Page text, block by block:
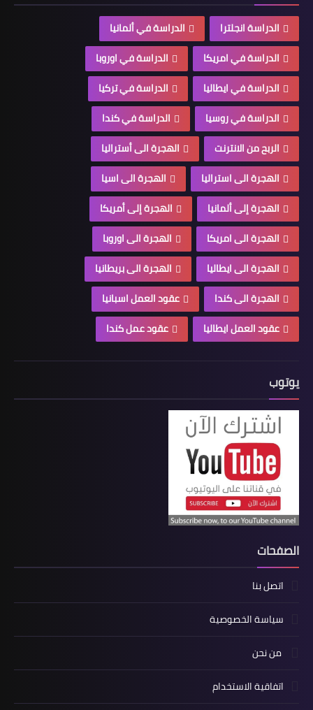
الدراسة انجلترا
الدراسة في ألمانيا
الدراسة في امريكا
الدراسة في اوروبا
الدراسة في ايطاليا
الدراسة في تركيا
الدراسة في روسيا
الدراسة في كندا
الربح من الانترنت
الهجرة الى أستراليا
الهجرة الى استراليا
الهجرة الى اسيا
الهجرة إلى ألمانيا
الهجرة إلى أمريكا
الهجرة الى امريكا
الهجرة الى اوروبا
الهجرة الى ايطاليا
الهجرة الى بريطانيا
الهجرة الى كندا
عقود العمل اسبانيا
عقود العمل ايطاليا
عقود عمل كندا
يوتوب
الصفحات
اتصل بنا
سياسة الخصوصية
من نحن
اتفاقية الاستخدام